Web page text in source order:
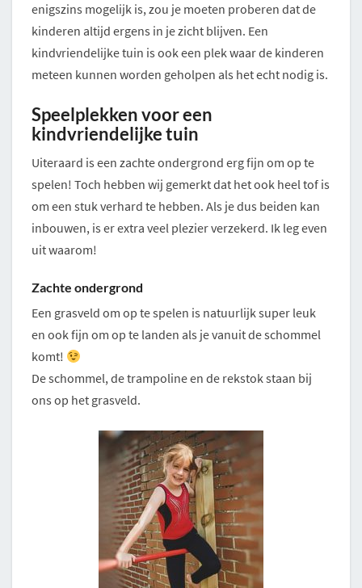
enigszins mogelijk is, zou je moeten proberen dat de
kinderen altijd ergens in je zicht blijven. Een
kindvriendelijke tuin is ook een plek waar de kinderen
meteen kunnen worden geholpen als het echt nodig is.
Speelplekken voor een
kindvriendelijke tuin
Uiteraard is een zachte ondergrond erg fijn om op te
spelen! Toch hebben wij gemerkt dat het ook heel tof is
om een stuk verhard te hebben. Als je dus beiden kan
inbouwen, is er extra veel plezier verzekerd. Ik leg even
uit waarom!
Zachte ondergrond
Een grasveld om op te spelen is natuurlijk super leuk
en ook fijn om op te landen als je vanuit de schommel
komt!
De schommel, de trampoline en de rekstok staan bij
ons op het grasveld.